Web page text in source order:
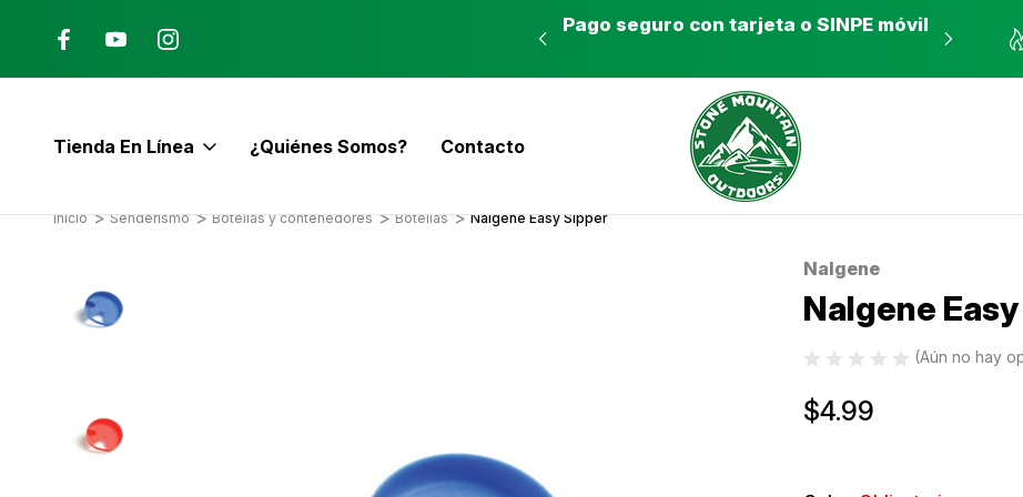
Costa Rica
ENVÍO GRATIS con pedidos mayores a
Pago seguro con tarjeta o SINPE móvil
Tienda En Línea ¿Quiénes Somos? Contacto
Envíos a todo el país con Correos de Costa Rica
Inicio Senderismo Botellas y contenedores Botellas Nalgene Easy Sipper
Nalgene
Nalgene
(Aún no hay
$4.99